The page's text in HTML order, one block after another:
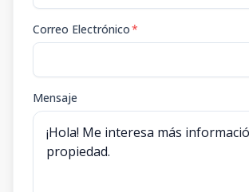
Correo Electrónico*
Mensaje